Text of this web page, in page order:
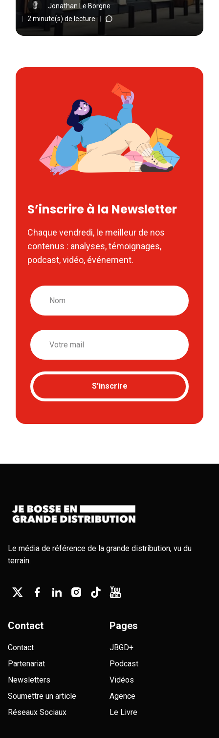
Jonathan Le Borgne
2 minute(s) de lecture
S’inscrire à la Newsletter
Chaque vendredi, le meilleur de nos
contenus : analyses, témoignages,
podcast, vidéo, événement.
Nom
Email
S'inscrire
Le média de référence de la grande distribution, vu du
terrain.
Contact
Contact
Partenariat
Newsletters
Soumettre un article
Réseaux Sociaux
Pages
JBGD+
Podcast
Vidéos
Agence
Le Livre